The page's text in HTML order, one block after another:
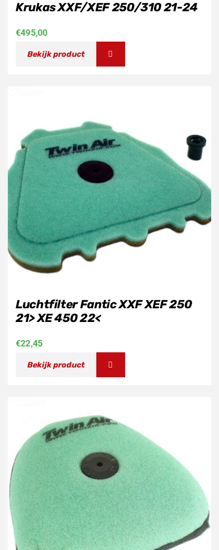
Krukas XXF/XEF 250/310 21-24
€495,00
Bekijk product
Luchtfilter Fantic XXF XEF 250
21> XE 450 22<
€22,45
Bekijk product